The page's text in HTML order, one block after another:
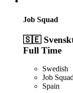
Job Squad
🇸🇪
Full Time
Swedish
Job Squad
Spain